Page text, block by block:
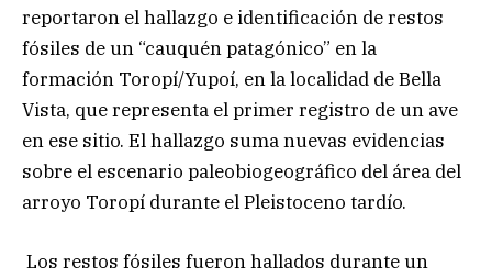
reportaron el hallazgo e identificación de restos
fósiles de un “cauquén patagónico” en la
formación Toropí/Yupoí, en la localidad de Bella
Vista, que representa el primer registro de un ave
en ese sitio. El hallazgo suma nuevas evidencias
sobre el escenario paleobiogeográfico del área del
arroyo Toropí durante el Pleistoceno tardío.
Los restos fósiles fueron hallados durante un